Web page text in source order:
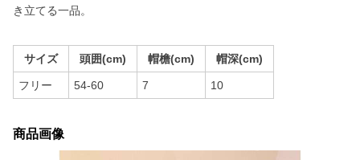
き立てる一品。
サイズ 頭囲(cm) 帽檐(cm) 帽深(cm)
フリー 54-60 7 10
商品画像